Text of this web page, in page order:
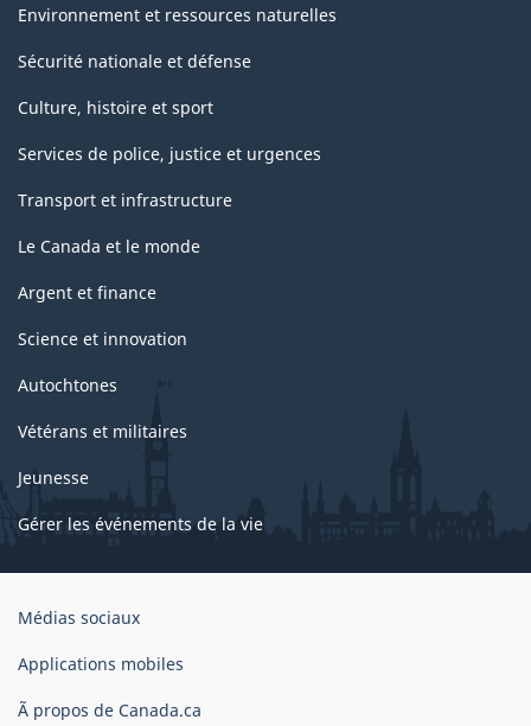
Environnement et ressources naturelles
Sécurité nationale et défense
Culture, histoire et sport
Services de police, justice et urgences
Transport et infrastructure
Le Canada et le monde
Argent et finance
Science et innovation
Autochtones
Vétérans et militaires
Jeunesse
Gérer les événements de la vie
Organisation
gouvernement
Canada
Médias sociaux
Applications mobiles
Ã propos de Canada.ca